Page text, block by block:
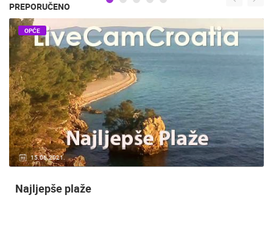
PREPORUČENO
15.06.2021.
OPĆE
Najljepše plaže